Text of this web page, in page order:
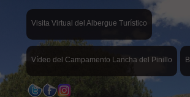
Visita Virtual del Albergue Turístico
Vídeo del Campamento Lancha del Pinillo